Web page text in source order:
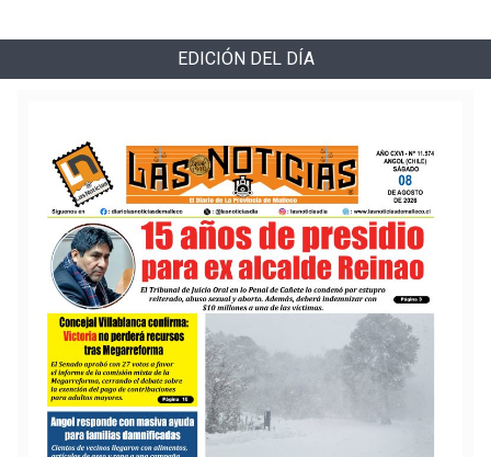
EDICIÓN DEL DÍA